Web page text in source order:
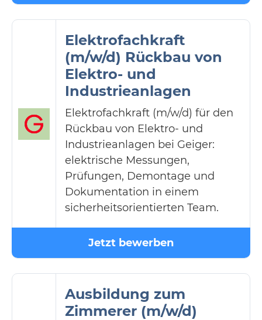
Elektrofachkraft
(m/w/d) Rückbau von
Elektro- und
Industrieanlagen
Elektrofachkraft (m/w/d) für den
Rückbau von Elektro- und
Industrieanlagen bei Geiger:
elektrische Messungen,
Prüfungen, Demontage und
Dokumentation in einem
sicherheitsorientierten Team.
Jetzt bewerben
Ausbildung zum
Zimmerer (m/w/d)